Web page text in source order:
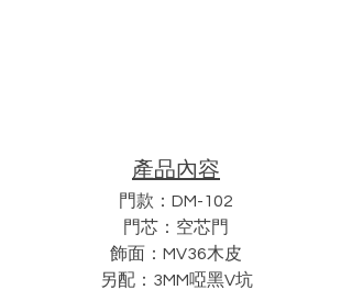
產品內容
門款：DM-102
門芯：空芯門
飾面：MV36木皮
另配：3MM啞黑V坑